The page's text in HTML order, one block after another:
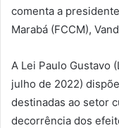
comenta a
Marabá (FCCM),
A Lei Paulo Gustavo
julho de 2022)
destinadas ao setor
decorrência dos